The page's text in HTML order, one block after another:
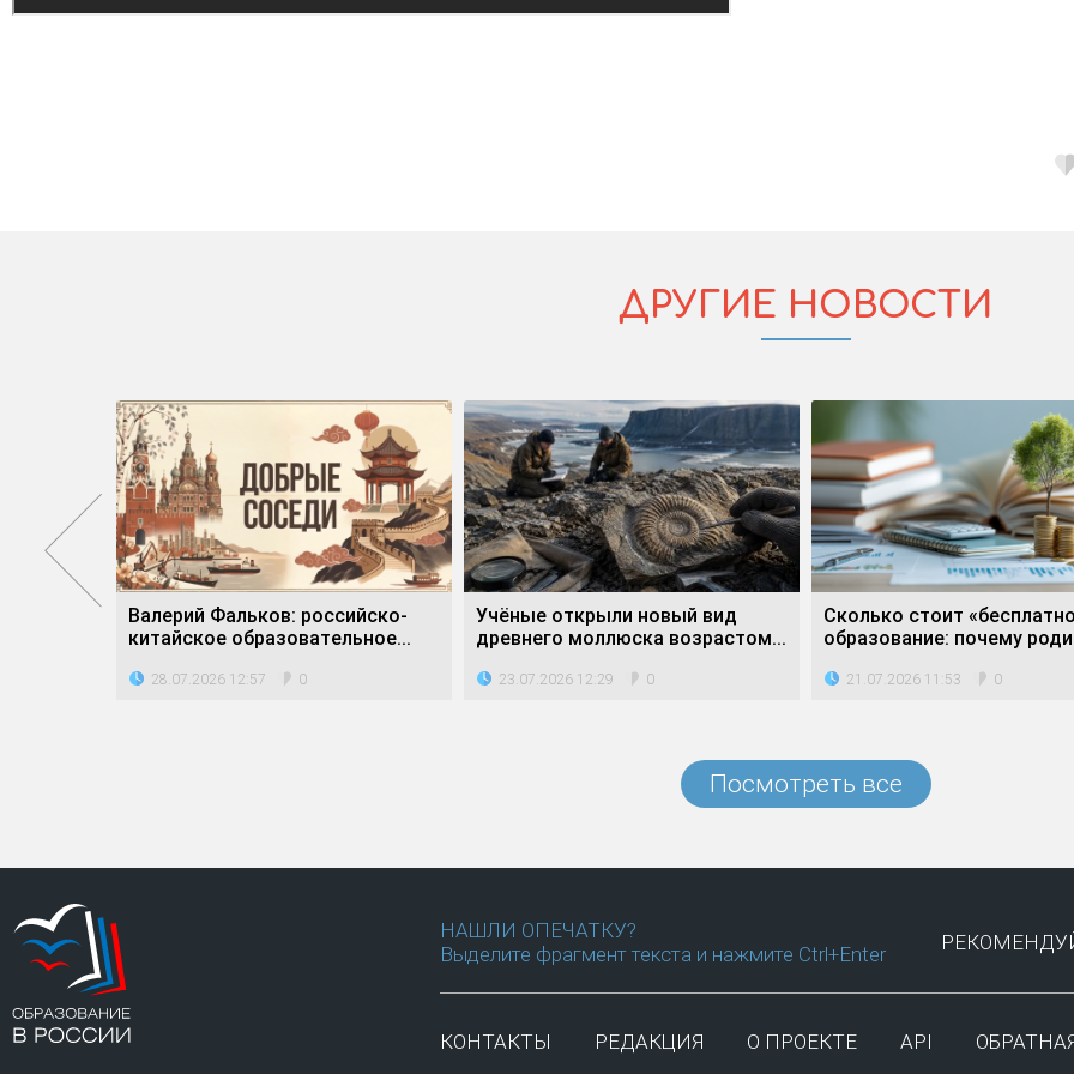
ДРУГИЕ НОВОСТИ
Валерий Фальков: российско-
китайское образовательное...
28.07.2026 12:57 0
Учёные открыли новый вид
древнего моллюска возрастом...
23.07.2026 12:29 0
Сколько стоит
образование: почему
21.07.2026 11:53 0
Посмотреть все
НАШЛИ ОПЕЧАТКУ?
Выделите фрагмент текста и нажмите Ctrl+Enter
КОНТАКТЫ РЕДАКЦИЯ О ПРОЕКТЕ API